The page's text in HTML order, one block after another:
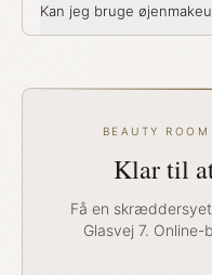
Kan jeg bruge
BEAUTY
Klar til
Få en
Glasvej 7.